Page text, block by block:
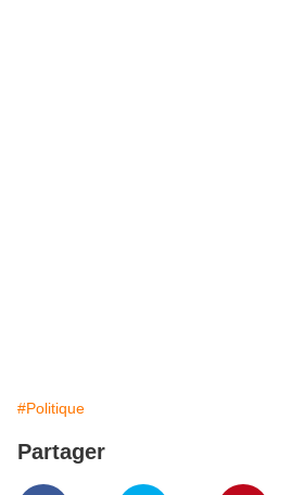
#Politique
Partager